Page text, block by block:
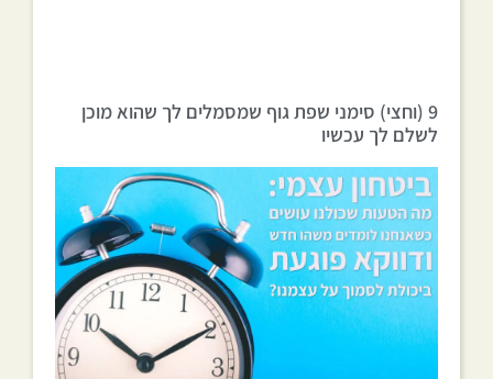
9 (וחצי) סימני שפת גוף שמסמלים לך שהוא מוכן
לשלם לך עכשיו